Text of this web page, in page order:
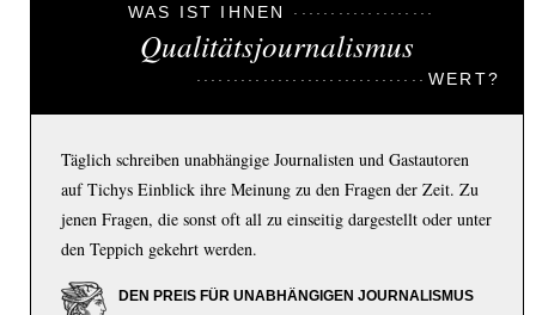
WAS IST IHNEN
Qualitätsjournalismus
WERT?
Täglich schreiben unabhängige Journalisten und Gastautoren
auf Tichys Einblick ihre Meinung zu den Fragen der Zeit. Zu
jenen Fragen, die sonst oft all zu einseitig dargestellt oder unter
den Teppich gekehrt werden.
DEN PREIS FÜR UNABHÄNGIGEN JOURNALISMUS